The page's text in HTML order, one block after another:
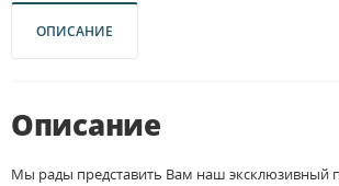
ОПИСАНИЕ
Описание
Мы рады представить Вам наш эксклюзивный